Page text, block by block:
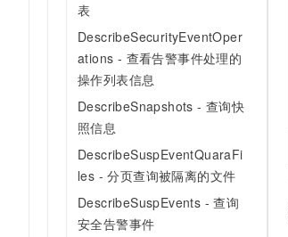
表
DescribeSecurityEventOper
ations - 查看告警事件处理的
操作列表信息
DescribeSnapshots - 查询快
照信息
DescribeSuspEventQuaraFi
les - 分页查询被隔离的文件
DescribeSuspEvents - 查询
安全告警事件